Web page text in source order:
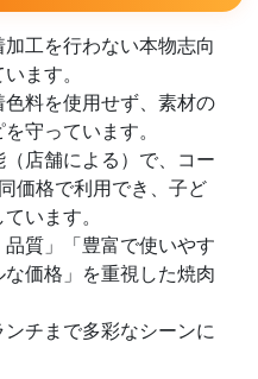
工を行わない本物志向
ます。
料を使用せず、素材の
守っています。
店舗による）で、コー
価格で利用でき、子ど
います。
質」「豊富で使いやす
価格」を重視した焼肉
チまで多彩なシーンに